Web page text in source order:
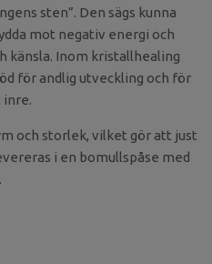
sten”. Den sägs kunna
mot negativ energi och
känsla. Inom kristallhealing
för andlig utveckling och för
inre.
och storlek, vilket gör att just
i en bomullspåse med